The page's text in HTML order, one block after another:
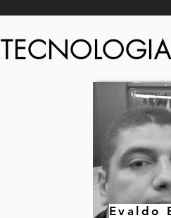
TECNOLOGIA
Evaldo